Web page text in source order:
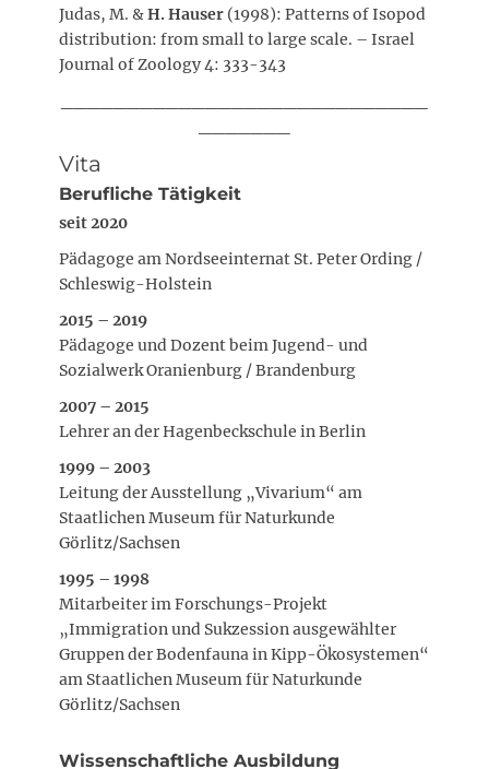
Judas, M. &H. Hauser (1998): Patterns of Isopod
distribution: from small to large scale. – Israel
Journal of Zoology 4: 333-343
Vita
Berufliche Tätigkeit
seit 2020
Pädagoge am Nordseeinternat St. Peter Ording /
Schleswig-Holstein
2015 – 2019
Pädagoge und Dozent beim Jugend- und
Sozialwerk Oranienburg / Brandenburg
2007 – 2015
Lehrer an der Hagenbeckschule in Berlin
1999 – 2003
Leitung der Ausstellung „Vivarium“ am
Staatlichen Museum für Naturkunde
Görlitz/Sachsen
1995 – 1998
Mitarbeiter im Forschungs-Projekt
„Immigration und Sukzession ausgewählter
Gruppen der Bodenfauna in Kipp-Ökosystemen“
am Staatlichen Museum für Naturkunde
Görlitz/Sachsen
Wissenschaftliche Ausbildung